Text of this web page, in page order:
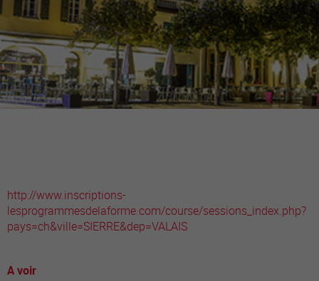
http://www.inscriptions-
lesprogrammesdelaforme.com/course/sessions_index.php?
pays=ch&ville=SIERRE&dep=VALAIS
A voir